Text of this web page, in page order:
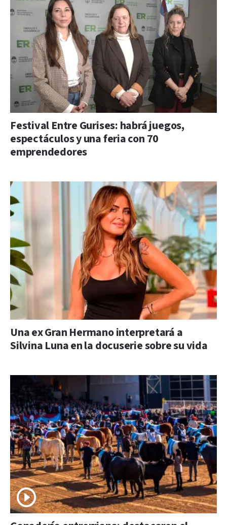
Festival Entre Gurises: habrá juegos,
espectáculos y una feria con 70
emprendedores
Una ex Gran Hermano interpretará a
Silvina Luna en la docuserie sobre su vida